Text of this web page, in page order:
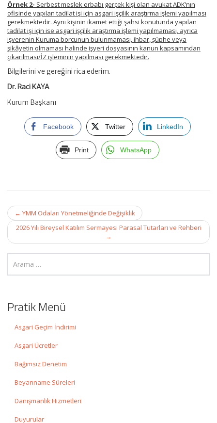
Örnek 2- Serbest meslek erbabı gerçek kişi olan avukat ADK’nın
ofisinde yapılan tadilat işi için asgari işçilik araştırma işlemi yapılması
gerekmektedir. Aynı kişinin ikamet ettiği şahsi konutunda yapılan
tadilat işi için ise asgari işçilik araştırma işlemi yapılmaması, ayrıca
işverenin Kuruma borcunun bulunmaması, ihbar, şüphe veya
şikâyetin olmaması halinde işyeri dosyasının kanun kapsamından
çıkarılması/İZ işleminin yapılması gerekmektedir.
Bilgilerini ve gereğini rica ederim.
Dr. Raci KAYA
Kurum Başkanı
Facebook Twitter LinkedIn
Print WhatsApp
Post
navigation
← YMM Odaları Yönetmeliğinde Değişiklik
2026 Yılı Bireysel Katılım Sermayesi Parasal Tutarları ve Rehberi
→
Pratik Menü
Asgari Geçim İndirimi
Asgari Ücretler
Bağımsız Denetim
Beyanname Süreleri
Danışmanlık Hizmetleri
Duyurular